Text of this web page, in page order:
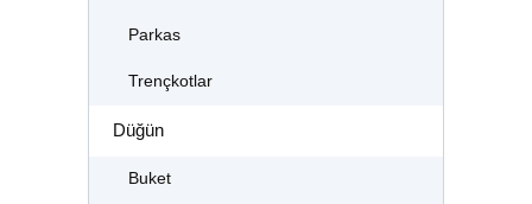
Parkas
Trençkotlar
Düğün
Buket